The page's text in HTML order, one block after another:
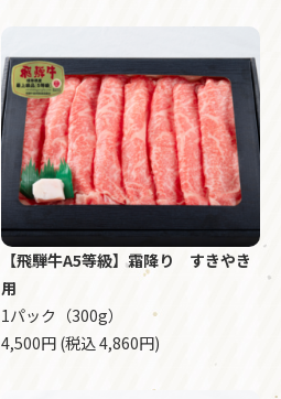
【飛騨牛A5等級】霜降り すきやき
用
1パック（300g）
4,500円 (税込 4,860円)